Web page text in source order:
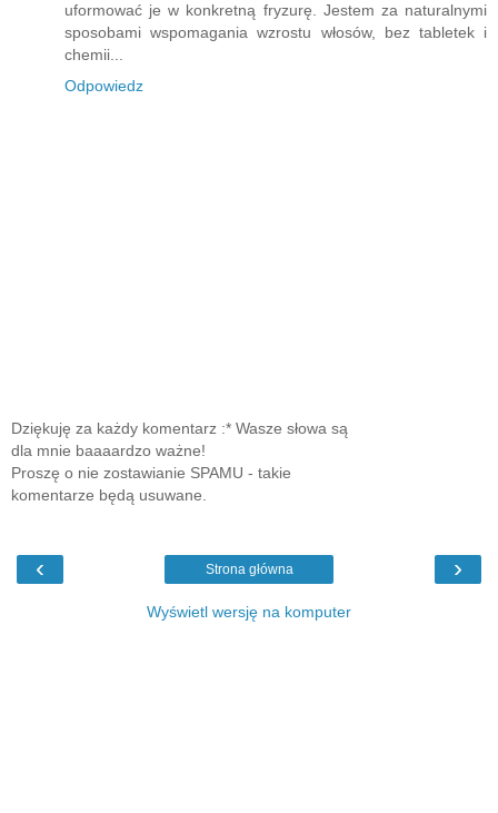
uformować je w konkretną fryzurę. Jestem za naturalnymi
sposobami wspomagania wzrostu włosów, bez tabletek i
chemii...
Odpowiedz
Dziękuję za każdy komentarz :* Wasze słowa są
dla mnie baaaardzo ważne!
Proszę o nie zostawianie SPAMU - takie
komentarze będą usuwane.
‹ ›
Strona główna
Wyświetl wersję na komputer